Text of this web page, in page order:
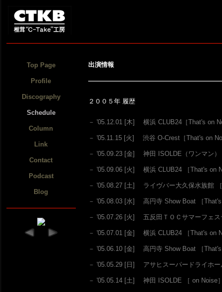
Top Page
Profile
Discography
Schedule
Column
Link
Contact
Podcast
Blog
出演情報
２００５年 履歴
－ '05.12.01 [木] 横浜 CLUB24［That's on
－ '05.11.15 [火] 渋谷 O-Crest［That's on
－ '05.09.23 [金] 神田 ISOLDE（ワンマン）
－ '05.09.06 [火] 横浜 CLUB24 ［That's on
－ '05.08.27 [土] ライヴバー大久保水族館
－ '05.08.03 [水] 高円寺 Show Boat ［
－ '05.07.26 [火] 五反田ＴＯＣサマーフェ
－ '05.07.01 [金] 横浜 CLUB24 ［That's on
－ '05.06.10 [金] 高円寺 Show Boat ［
－ '05.05.29 [日] アサヒスーパードライホ
－ '05.05.14 [土] 神田 ISOLDE ［ on Noise